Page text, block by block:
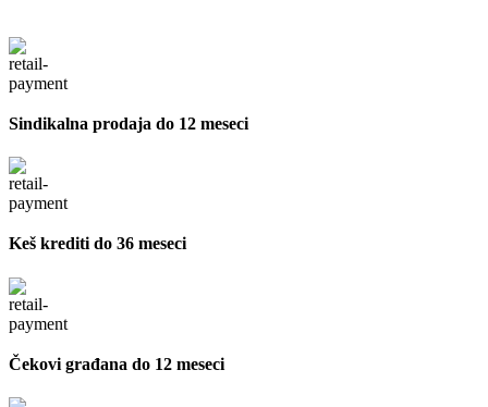
Sindikalna prodaja do 12 meseci
Keš krediti do 36 meseci
Čekovi građana do 12 meseci